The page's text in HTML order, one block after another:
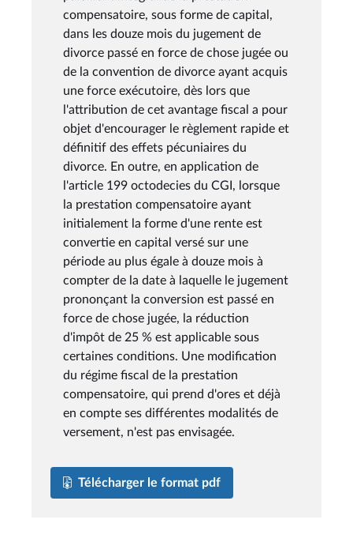
compensatoire, sous forme de capital,
dans les douze mois du jugement de
divorce passé en force de chose jugée ou
de la convention de divorce ayant acquis
une force exécutoire, dès lors que
l'attribution de cet avantage fiscal a pour
objet d'encourager le règlement rapide et
définitif des effets pécuniaires du
divorce. En outre, en application de
l'article 199 octodecies du CGI, lorsque
la prestation compensatoire ayant
initialement la forme d'une rente est
convertie en capital versé sur une
période au plus égale à douze mois à
compter de la date à laquelle le jugement
prononçant la conversion est passé en
force de chose jugée, la réduction
d'impôt de 25 % est applicable sous
certaines conditions. Une modification
du régime fiscal de la prestation
compensatoire, qui prend d'ores et déjà
en compte ses différentes modalités de
versement, n'est pas envisagée.
Télécharger le format pdf